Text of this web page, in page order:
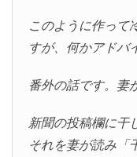
このように作って
すが、何かアドバ
番外の話です。妻
新聞の投稿欄に干
それを妻が読み「